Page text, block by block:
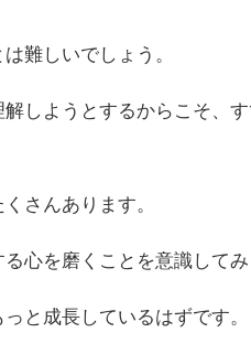
難しいでしょう。
しようとするからこそ、
さんあります。
心を磨くことを意識してみ
と成長しているはずです。